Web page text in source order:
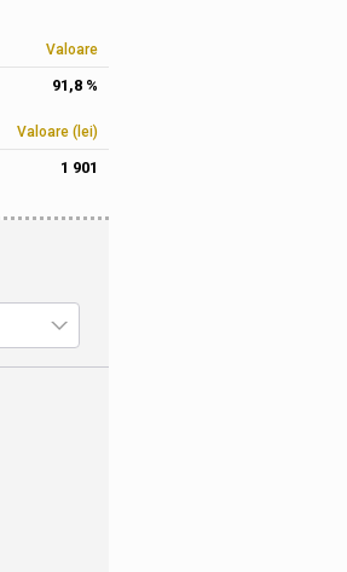
Valoare
91,8 %
Valoare (lei)
1 901